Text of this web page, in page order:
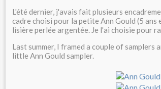
L'été dernier, j'avais fait plusieurs
cadre choisi pour la petite Ann Gould (5 ans
lisière perlée argentée. Je l'ai choisie pour
Last summer, I framed a couple of
little Ann Gould sampler.